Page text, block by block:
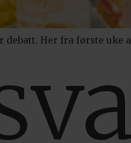
Her fra første uke